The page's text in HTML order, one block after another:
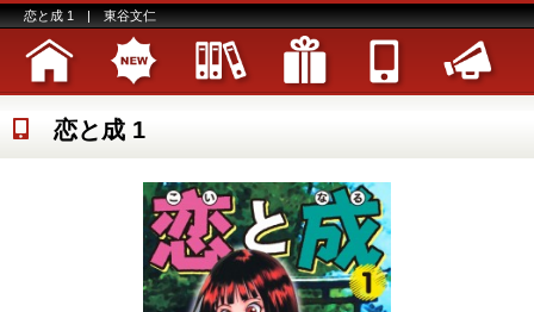
恋と成 1 | 東谷文仁
恋と成 1